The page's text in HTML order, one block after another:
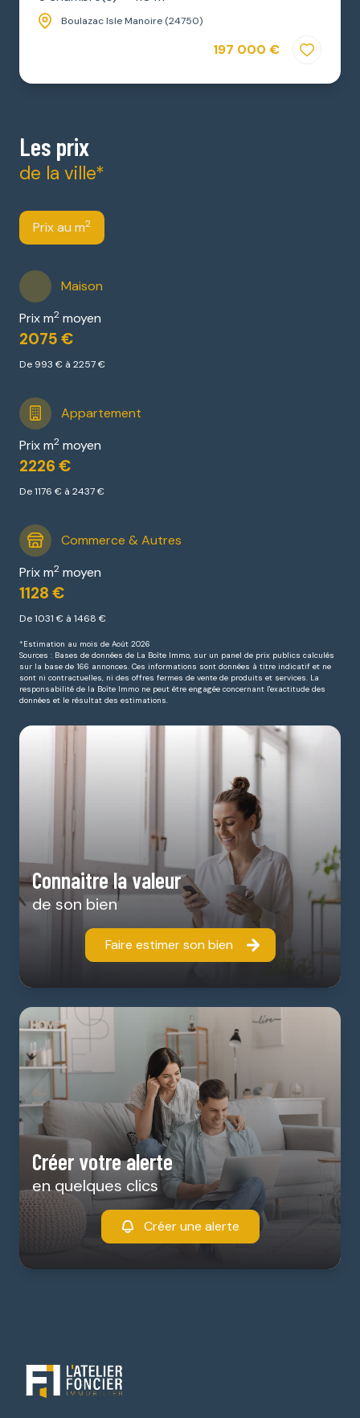
Boulazac Isle Manoire (24750)
197 000 €
Les prix
de la ville*
Prix au m2
Maison
Prix m2 moyen
2075 €
De 993 € à 2257 €
Appartement
Prix m2 moyen
2226 €
De 1176 € à 2437 €
Commerce & Autres
Prix m2 moyen
1128 €
De 1031 € à 1468 €
*Estimation au mois de Août 2026
Sources : Bases de données de La Boîte Immo, sur un panel de prix publics calculés
sur la base de 166 annonces. Ces informations sont données à titre indicatif et ne
sont ni contractuelles, ni des offres fermes de vente de produits et services. La
responsabilité de la Boîte Immo ne peut être engagée concernant l'exactitude des
données et le résultat des estimations.
Connaitre la valeur
de son bien
Faire estimer son bien
Créer votre alerte
en quelques clics
Créer une alerte